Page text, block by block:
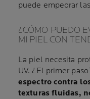
puede empeorar
¿CÓMO PUEDO
MI PIEL CON
La piel necesita
UV. ¿El primer
espectro contra
texturas fluidas,